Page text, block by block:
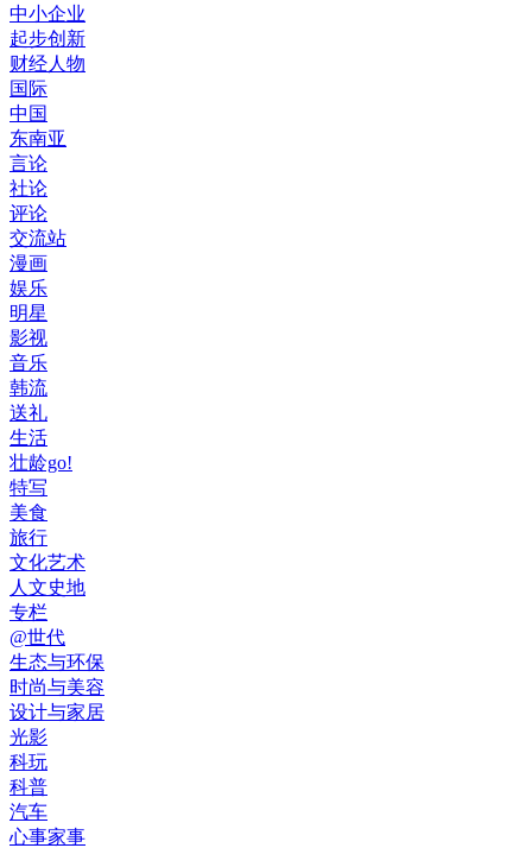
中小企业
起步创新
财经人物
国际
中国
东南亚
言论
社论
评论
交流站
漫画
娱乐
明星
影视
音乐
韩流
送礼
生活
壮龄go!
特写
美食
旅行
文化艺术
人文史地
专栏
@世代
生态与环保
时尚与美容
设计与家居
光影
科玩
科普
汽车
心事家事